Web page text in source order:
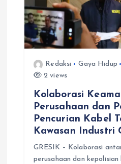
Redaksi Gaya Hidup
2 views
Kolaborasi
Perusahaan dan
Pencurian Kabel
Kawasan Industri
GRESIK – Kolaborasi
perusahaan dan kepolisian